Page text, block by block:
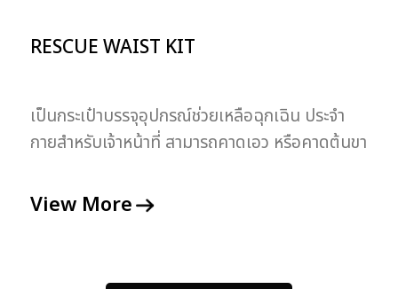
RESCUE WAIST KIT
เป็นกระเป๋าบรรจุอุปกรณ์ช่วยเหลือฉุกเฉิน ประจำ
กายสำหรับเจ้าหน้าที่ สามารถคาดเอว หรือคาดต้นขา
View More